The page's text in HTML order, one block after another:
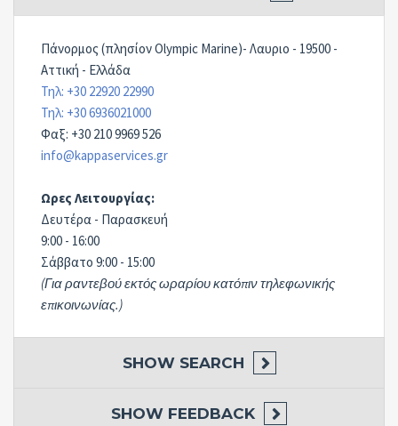
Πάνορμος (πλησίον Olympic Marine)- Λαυριο - 19500 -
Αττική - Ελλάδα
Τηλ: +30 22920 22990
Τηλ: +30 6936021000
Φαξ: +30 210 9969 526
info@kappaservices.gr
Ωρες Λειτουργίας:
Δευτέρα - Παρασκευή
9:00 - 16:00
Σάββατο 9:00 - 15:00
(Για ραντεβού εκτός ωραρίου κατόπιν τηλεφωνικής
επικοινωνίας.)
SHOW SEARCH
SHOW FEEDBACK